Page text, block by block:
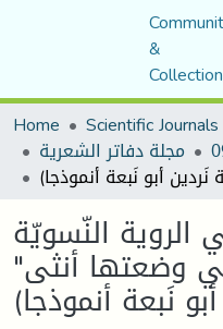
&
Home
مجلة دفاتر الشعرية
الروية النّسويّة
وضعتها أنثى"
نَبعة أنموذجا)